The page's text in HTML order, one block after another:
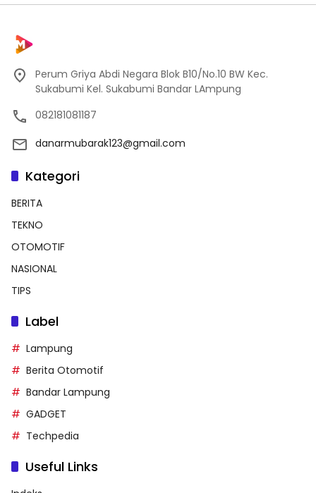
Perum Griya Abdi Negara Blok B10/No.10 BW Kec.
Sukabumi Kel. Sukabumi Bandar LAmpung
082181081187
danarmubarak123@gmail.com
Kategori
BERITA
TEKNO
OTOMOTIF
NASIONAL
TIPS
Label
Lampung
Berita Otomotif
Bandar Lampung
GADGET
Techpedia
Useful Links